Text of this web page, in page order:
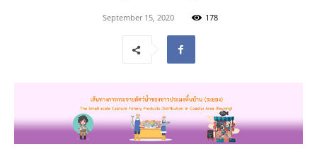
September 15, 2020 178